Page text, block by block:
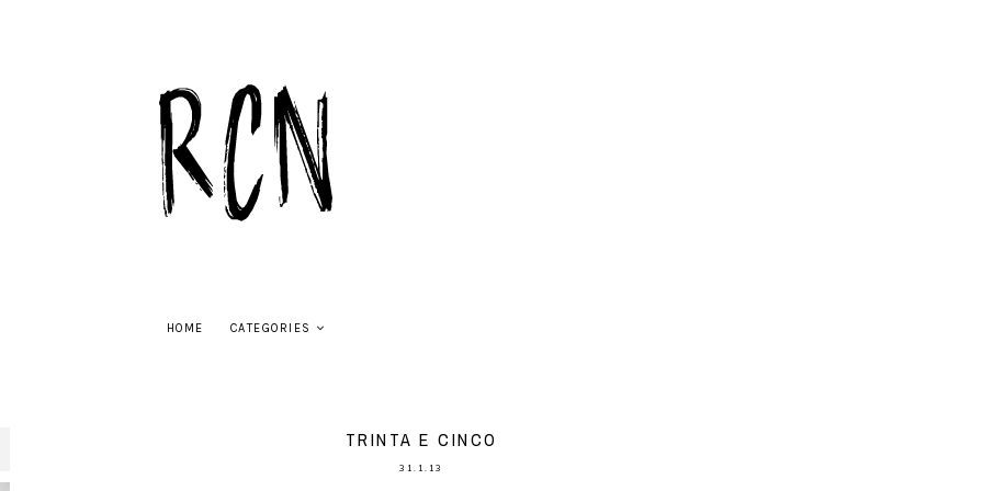
HOME CATEGORIES
TRINTA E CINCO
31.1.13